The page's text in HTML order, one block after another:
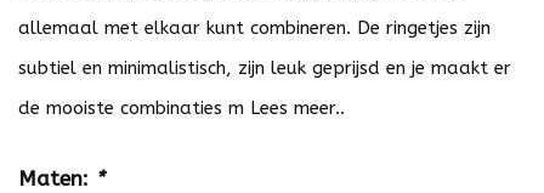
allemaal met elkaar kunt combineren. De ringetjes zijn
subtiel en minimalistisch, zijn leuk geprijsd en je maakt er
de mooiste combinaties m Lees meer..
Maten: *